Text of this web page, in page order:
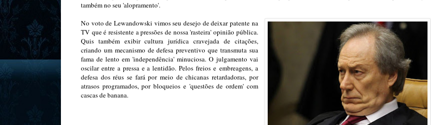
também no seu 'alopramento'.
No voto de Lewandowski vimos seu desejo de deixar patente na
TV que é resistente a pressões de nossa 'rasteira' opinião pública.
Quis também exibir cultura jurídica cravejada de citações,
criando um mecanismo de defesa preventivo que transmuta sua
fama de lento em 'independência' minuciosa. O julgamento vai
oscilar entre a pressa e a lentidão. Pelos freios e embreagens, a
defesa dos réus se fará por meio de chicanas retardadoras, por
atrasos programados, por bloqueios e 'questões de ordem' com
cascas de banana.